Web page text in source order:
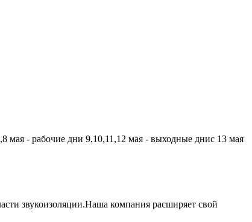
- рабочие дни 9,10,11,12 мая - выходные днис 13 мая
звукоизоляции.Наша компания расширяет свой